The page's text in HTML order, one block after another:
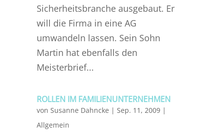
Sicherheitsbranche ausgebaut. Er
will die Firma in eine AG
umwandeln lassen. Sein Sohn
Martin hat ebenfalls den
Meisterbrief...
ROLLEN IM FAMILIENUNTERNEHMEN
von Susanne Dahncke | Sep. 11, 2009|
Allgemein